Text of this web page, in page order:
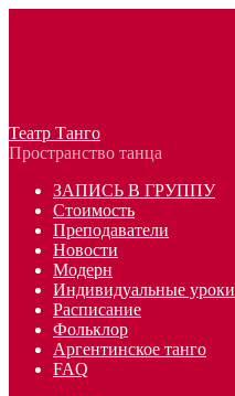
Театр Танго
Пространство танца
ЗАПИСЬ В ГРУППУ
Стоимость
Преподаватели
Новости
Модерн
Индивидуальные уроки
Расписание
Фольклор
Аргентинское танго
FAQ